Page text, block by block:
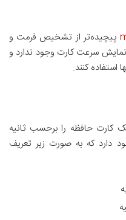
پیچیده‌تر از تشخیص فرمت و
سرعت کارت وجود ندارد و
استفاده کنند.
حافظه را برحسب ثانیه
که به صورت زیر تعریف